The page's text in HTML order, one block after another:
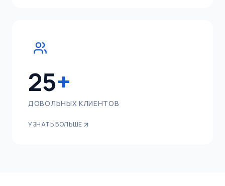
25+
ДОВОЛЬНЫХ КЛИЕНТОВ
УЗНАТЬ БОЛЬШЕ